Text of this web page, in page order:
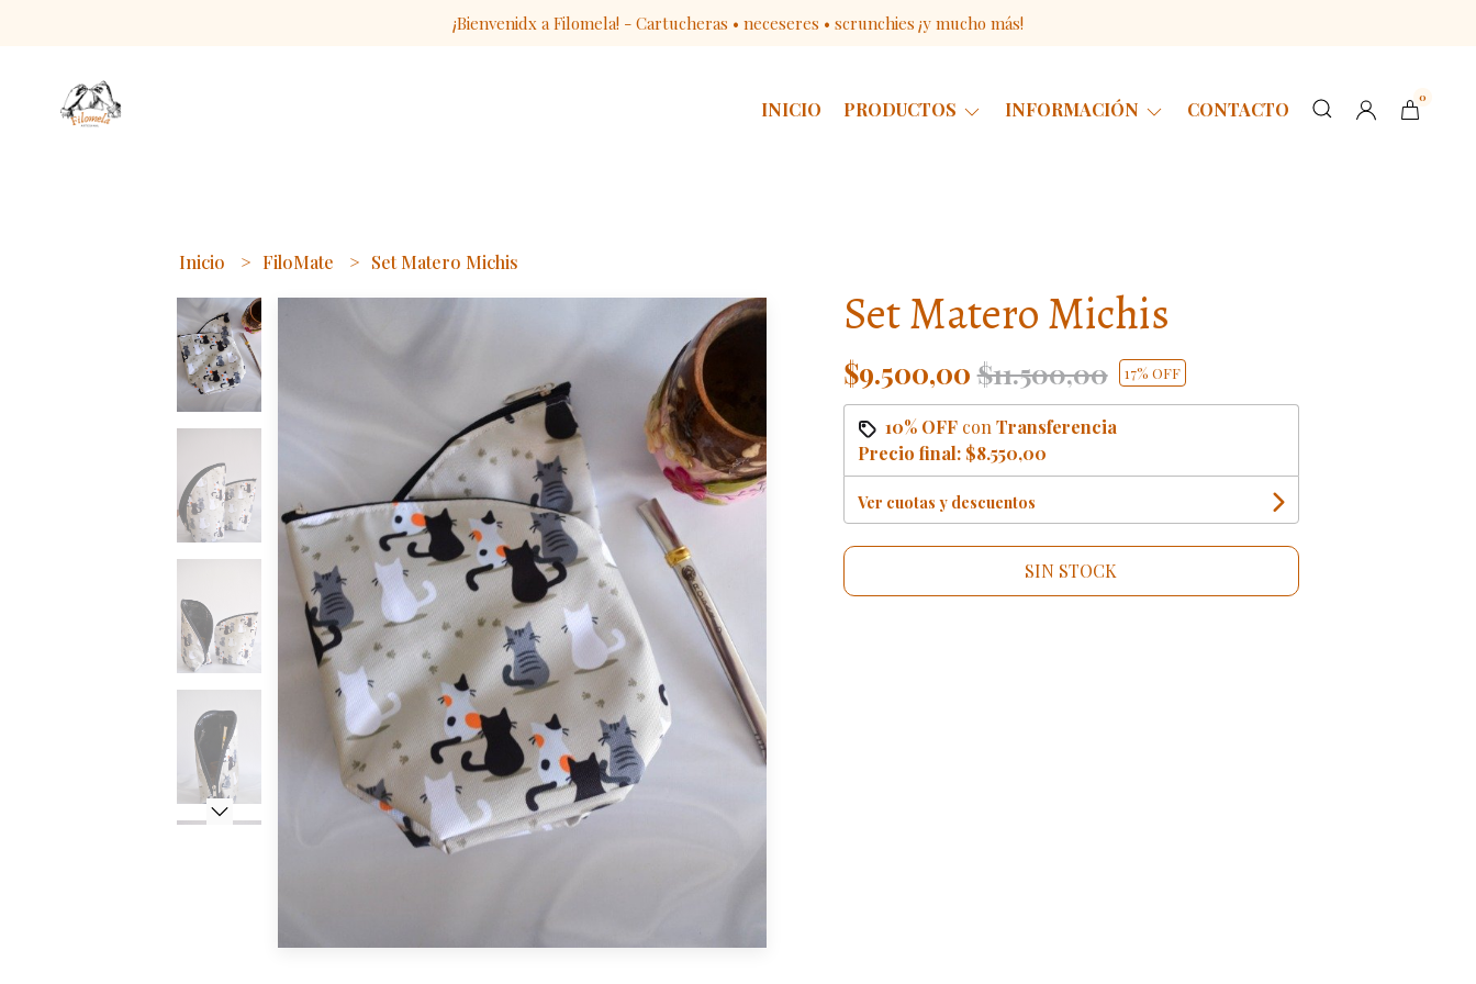
¡Bienvenidx a Filomela! - Cartucheras • neceseres • scrunchies ¡y mucho más!
INICIO PRODUCTOS INFORMACIÓN CONTACTO
0
Inicio FiloMate Set Matero Michis
Set Matero Michis
$9.500,00$11.500,00 17% OFF
10% OFFcon Transferencia
Precio final: $8.550,00
Ver cuotas y descuentos
SIN STOCK